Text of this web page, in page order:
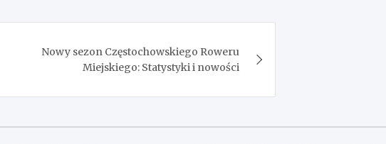
Nowy sezon Częstochowskiego Roweru
Miejskiego: Statystyki i nowości